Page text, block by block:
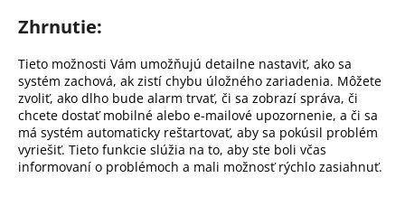
Zhrnutie:
Tieto možnosti Vám umožňujú detailne nastaviť, ako sa
systém zachová, ak zistí chybu úložného zariadenia. Môžete
zvoliť, ako dlho bude alarm trvať, či sa zobrazí správa, či
chcete dostať mobilné alebo e-mailové upozornenie, a či sa
má systém automaticky reštartovať, aby sa pokúsil problém
vyriešiť. Tieto funkcie slúžia na to, aby ste boli včas
informovaní o problémoch a mali možnosť rýchlo zasiahnuť.